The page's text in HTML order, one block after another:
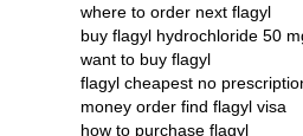
where to order next flagyl
buy flagyl hydrochloride 50
want to buy flagyl
flagyl cheapest no
money order find flagyl visa
how to purchase flagyl